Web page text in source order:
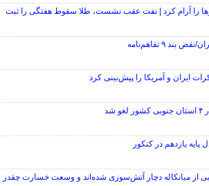
را آرام کرد | نفت عقب نشست، طلا سقوط هفتگی را ثبت
۹ تفاهم‌نامه
ایران و آمریکا را پیش‌بینی کرد
یازدهم در کنکور
از میانکاله دچار آتش‌سوزی شده‌اند و وسعت خسارت چقدر